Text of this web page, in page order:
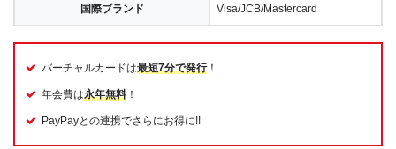
国際ブランド Visa/JCB/Mastercard
バーチャルカードは最短7分で発行！
年会費は永年無料 ！
PayPayとの連携でさらにお得に!!